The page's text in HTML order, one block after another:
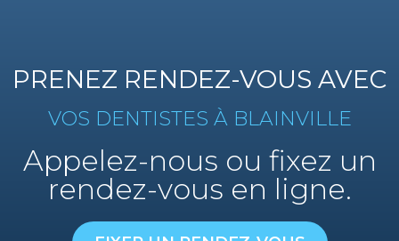
PRENEZ RENDEZ-VOUS AVEC
VOS DENTISTES À BLAINVILLE
Appelez-nous ou fixez un
rendez-vous en ligne.